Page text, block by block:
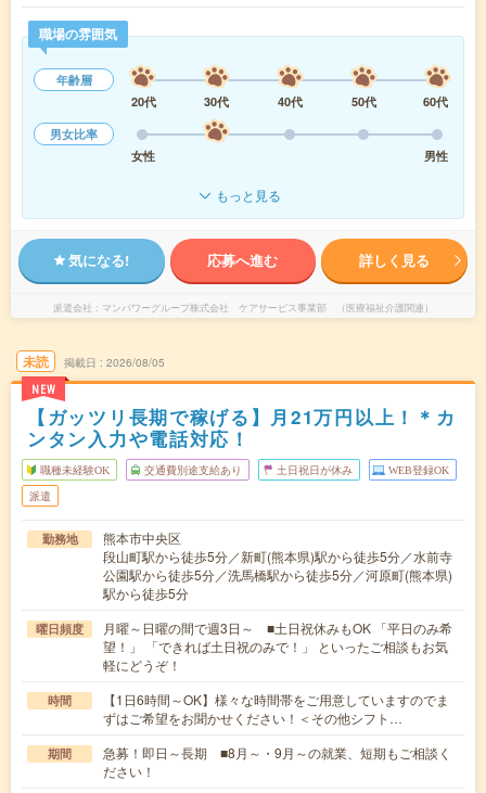
職場の雰囲気
年齢層
20代
30代 40代 50代
60代
男女比率
女性
男性
もっと見る
気になる! 応募へ進む 詳しく見る
派遣会社 マンパワーグループ株式会社 ケアサービス事業部 （医療福祉介護関連）
未読
NEW
掲載日 2026/08/05
【ガッツリ長期で稼げる】月21万円以上！＊カ
ンタン入力や電話対応！
職種未経験OK 交通費別途支給あり 土日祝日が休み WEB登録OK
派遣
勤務地
熊本市中央区
段山町駅から徒歩5分／新町(熊本県)駅から徒歩5分／水前寺
公園駅から徒歩5分／洗馬橋駅から徒歩5分／河原町(熊本県)
駅から徒歩5分
曜日頻度
月曜～日曜の間で週3日～ ■土日祝休みもOK 「平日のみ希
望！」 「できれば土日祝のみで！」 といったご相談もお気
軽にどうぞ！
時間
【1日6時間～OK】様々な時間帯をご用意していますのでま
ずはご希望をお聞かせください！＜その他シフト…
期間
急募！即日～長期 ■8月～・9月～の就業、短期もご相談く
ださい！